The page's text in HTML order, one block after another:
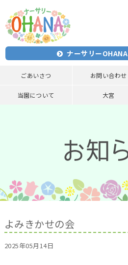
ナーサリーOHANA
ごあいさつ お問い合わせ
当園について 大宮
よみきかせの会
2025年05月14日